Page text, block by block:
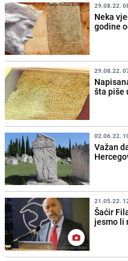
29.08.22.
Neka
godine
29.08.22.
šta piše
02.06.22.
Važan
21.05.22.
Šaćir
jesmo li